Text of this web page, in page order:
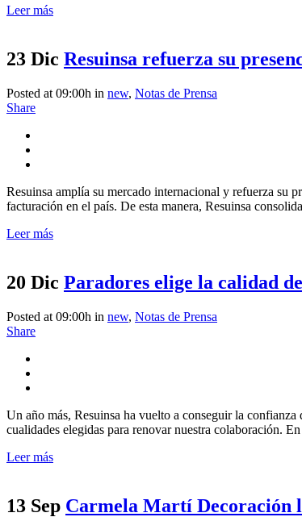
Leer más
23 Dic Resuinsa refuerza su
Posted at 09:00h in new, Notas de Prensa
Share
Resuinsa amplía su mercado internacional y refuerza su
facturación en el país. De esta manera, Resuinsa
Leer más
20 Dic Paradores elige la calidad
Posted at 09:00h in new, Notas de Prensa
Share
Un año más, Resuinsa ha vuelto a conseguir la
cualidades elegidas para renovar nuestra colaboración.
Leer más
13 Sep Carmela Martí Decoración